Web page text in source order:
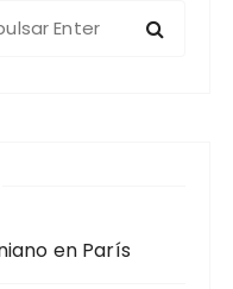
en París